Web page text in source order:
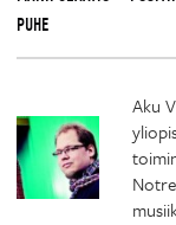
PUHE
Aku